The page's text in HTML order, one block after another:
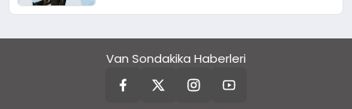
Van Sondakika Haberleri